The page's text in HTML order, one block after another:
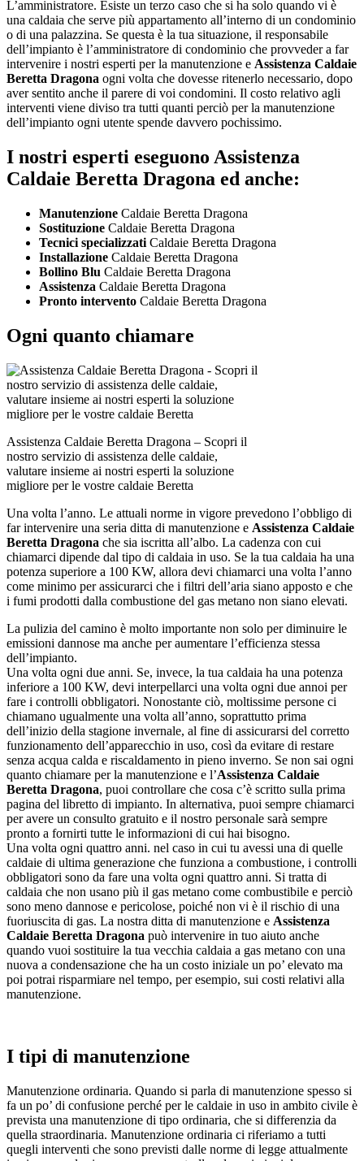
L’amministratore. Esiste un terzo caso che si ha solo quando vi è
una caldaia che serve più appartamento all’interno di un condominio
o di una palazzina. Se questa è la tua situazione, il responsabile
dell’impianto è l’amministratore di condominio che provveder a far
intervenire i nostri esperti per la manutenzione e Assistenza Caldaie
Beretta Dragona ogni volta che dovesse ritenerlo necessario, dopo
aver sentito anche il parere di voi condomini. Il costo relativo agli
interventi viene diviso tra tutti quanti perciò per la manutenzione
dell’impianto ogni utente spende davvero pochissimo.
I nostri esperti eseguono Assistenza
Caldaie Beretta Dragona ed anche:
Manutenzione Caldaie Beretta Dragona
Sostituzione Caldaie Beretta Dragona
Tecnici specializzati Caldaie Beretta Dragona
Installazione Caldaie Beretta Dragona
Bollino Blu Caldaie Beretta Dragona
Assistenza Caldaie Beretta Dragona
Pronto intervento Caldaie Beretta Dragona
Ogni quanto chiamare
Assistenza Caldaie Beretta Dragona – Scopri il
nostro servizio di assistenza delle caldaie,
valutare insieme ai nostri esperti la soluzione
migliore per le vostre caldaie Beretta
Una volta l’anno. Le attuali norme in vigore prevedono l’obbligo di
far intervenire una seria ditta di manutenzione e Assistenza Caldaie
Beretta Dragona che sia iscritta all’albo. La cadenza con cui
chiamarci dipende dal tipo di caldaia in uso. Se la tua caldaia ha una
potenza superiore a 100 KW, allora devi chiamarci una volta l’anno
come minimo per assicurarci che i filtri dell’aria siano apposto e che
i fumi prodotti dalla combustione del gas metano non siano elevati.
La pulizia del camino è molto importante non solo per diminuire le
emissioni dannose ma anche per aumentare l’efficienza stessa
dell’impianto.
Una volta ogni due anni. Se, invece, la tua caldaia ha una potenza
inferiore a 100 KW, devi interpellarci una volta ogni due annoi per
fare i controlli obbligatori. Nonostante ciò, moltissime persone ci
chiamano ugualmente una volta all’anno, soprattutto prima
dell’inizio della stagione invernale, al fine di assicurarsi del corretto
funzionamento dell’apparecchio in uso, così da evitare di restare
senza acqua calda e riscaldamento in pieno inverno. Se non sai ogni
quanto chiamare per la manutenzione e l’Assistenza Caldaie
Beretta Dragona, puoi controllare che cosa c’è scritto sulla prima
pagina del libretto di impianto. In alternativa, puoi sempre chiamarci
per avere un consulto gratuito e il nostro personale sarà sempre
pronto a fornirti tutte le informazioni di cui hai bisogno.
Una volta ogni quattro anni. nel caso in cui tu avessi una di quelle
caldaie di ultima generazione che funziona a combustione, i controlli
obbligatori sono da fare una volta ogni quattro anni. Si tratta di
caldaia che non usano più il gas metano come combustibile e perciò
sono meno dannose e pericolose, poiché non vi è il rischio di una
fuoriuscita di gas. La nostra ditta di manutenzione e Assistenza
Caldaie Beretta Dragona può intervenire in tuo aiuto anche
quando vuoi sostituire la tua vecchia caldaia a gas metano con una
nuova a condensazione che ha un costo iniziale un po’ elevato ma
poi potrai risparmiare nel tempo, per esempio, sui costi relativi alla
manutenzione.
I tipi di manutenzione
Manutenzione ordinaria. Quando si parla di manutenzione spesso si
fa un po’ di confusione perché per le caldaie in uso in ambito civile è
prevista una manutenzione di tipo ordinaria, che si differenzia da
quella straordinaria. Manutenzione ordinaria ci riferiamo a tutti
quegli interventi che sono previsti dalle norme di legge attualmente